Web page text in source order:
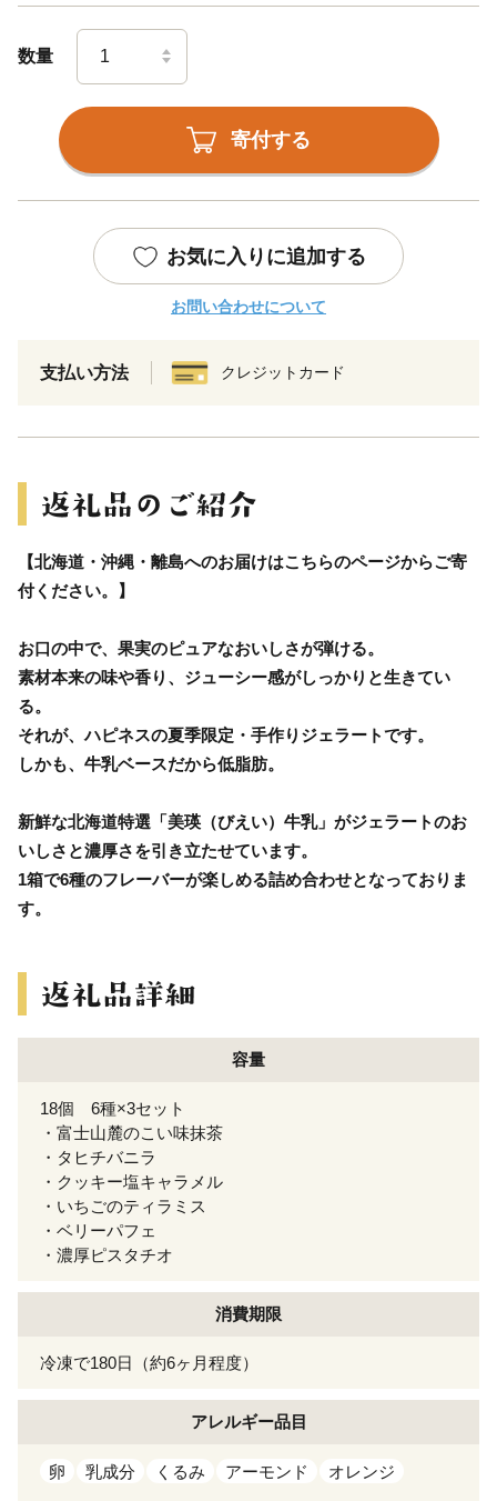
数量
寄付する
お気に入りに追加する
お問い合わせについて
支払い方法 クレジットカード
【北海道・沖縄・離島へのお届けはこちらのページからご寄
付ください。】
お口の中で、果実のピュアなおいしさが弾ける。
素材本来の味や香り、ジューシー感がしっかりと生きてい
る。
それが、ハピネスの夏季限定・手作りジェラートです。
しかも、牛乳ベースだから低脂肪。
新鮮な北海道特選「美瑛（びえい）牛乳」がジェラートのお
いしさと濃厚さを引き立たせています。
1箱で6種のフレーバーが楽しめる詰め合わせとなっておりま
す。
容量
18個 6種×3セット
・富士山麓のこい味抹茶
・タヒチバニラ
・クッキー塩キャラメル
・いちごのティラミス
・ベリーパフェ
・濃厚ピスタチオ
消費期限
冷凍で180日（約6ヶ月程度）
アレルギー品目
卵 乳成分 くるみ アーモンド オレンジ